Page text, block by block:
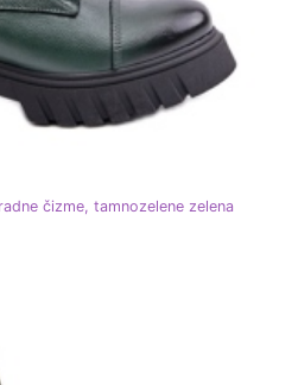
čizme, tamnozelene zelena